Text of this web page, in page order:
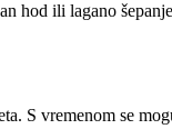
hod ili lagano
S vremenom se